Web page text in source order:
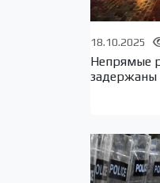
18.10.2025
Непрямые
задержаны